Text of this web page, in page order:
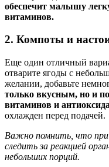
обеспечит малышу
витаминов.
2. Компоты и
Еще один отличный
отварите ягоды с
желании, добавьте
только вкусным, но и
витаминов и
охлажден перед подачей.
Важно помнить, что при
следить за реакцией
небольших порций.